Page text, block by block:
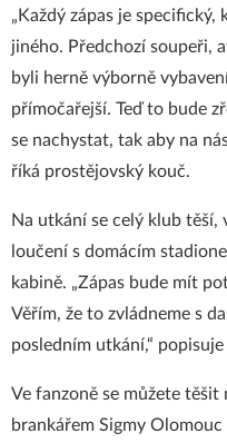
„Každý zápas je specifický,
jiného. Předchozí soupeři,
byli herně výborně
přímočařejší. Teď to bude
se nachystat, tak aby na
říká prostějovský kouč.
Na utkání se celý klub
loučení s domácím
kabině. „Zápas bude mít
Věřím, že to zvládneme s
posledním utkání,“
Ve fanzoně se můžete
brankářem Sigmy